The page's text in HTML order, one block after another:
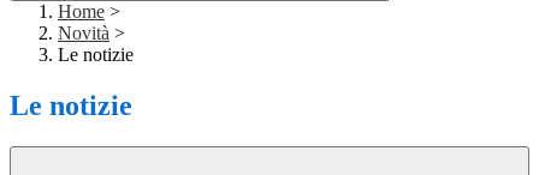
Home >
Novità >
Le notizie
Le notizie